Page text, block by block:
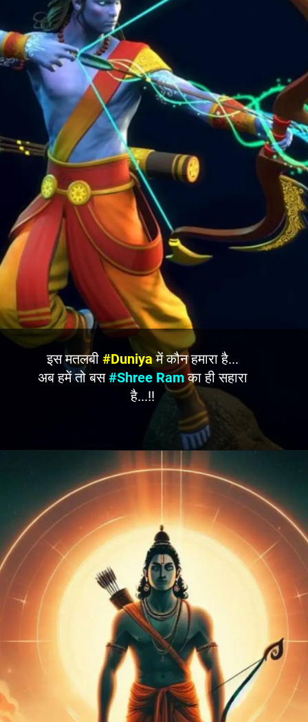
इस मतलबी#Duniyaमें कौन हमारा है...
अब हमें तो बस#Shree Ramका ही सहारा
है...!!